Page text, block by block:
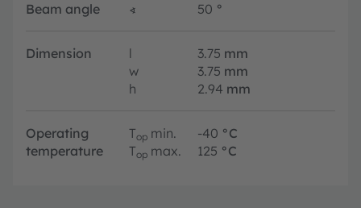
Beam angle ∢ 50 °
Dimension l 3.75 mm
w
3.75 mm
h
2.94 mm
Operating
temperature
Top min. -40 °C
Top max. 125 °C